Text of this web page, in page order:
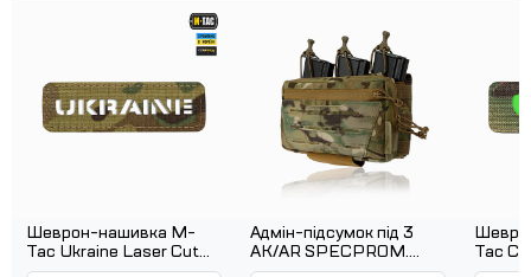
зручним інструментом як у динаміці, так і при
тривалому носінні. Сумка виготовлена ​​з Cordura
1000D - щільного та витривалого матеріалу з високою
стійкістю до стирання, вологи та механічних
пошкоджень. Дві фронтальні кишені дозволяють
грамотно організувати вміст, а основне відділення
підходить для розміщення аптечки, документів,
рукавичок, навушників або легкого планшета. На
Шеврон-нашивка M-
Tac Ukraine Laser Cut
наскрізна. Мультикам
Адмін-підсумок під 3
АК/AR SPECPROM.
Мультикам
Tac